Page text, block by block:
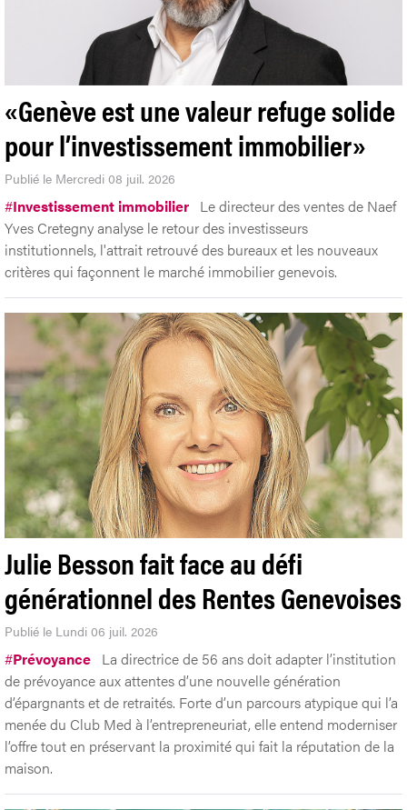
«Genève est une valeur refuge solide
pour l’investissement immobilier»
Publié le Mercredi 08 juil. 2026
#Investissement immobilier Le directeur des ventes de Naef
Yves Cretegny analyse le retour des investisseurs
institutionnels, l'attrait retrouvé des bureaux et les nouveaux
critères qui façonnent le marché immobilier genevois.
Julie Besson fait face au défi
générationnel des Rentes Genevoises
Publié le Lundi 06 juil. 2026
#Prévoyance La directrice de 56 ans doit adapter l’institution
de prévoyance aux attentes d’une nouvelle génération
d’épargnants et de retraités. Forte d’un parcours atypique qui l’a
menée du Club Med à l’entrepreneuriat, elle entend moderniser
l’offre tout en préservant la proximité qui fait la réputation de la
maison.